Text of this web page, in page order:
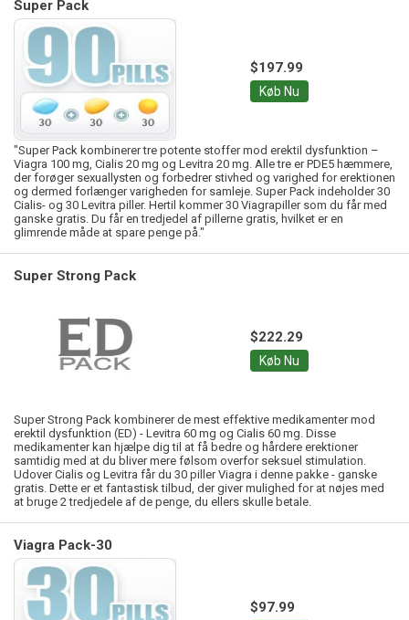
Super Pack
$197.99
Køb Nu
"Super Pack kombinerer tre potente stoffer mod erektil dysfunktion –
Viagra 100 mg, Cialis 20 mg og Levitra 20 mg. Alle tre er PDE5 hæmmere,
der forøger sexuallysten og forbedrer stivhed og varighed for erektionen
og dermed forlænger varigheden for samleje. Super Pack indeholder 30
Cialis- og 30 Levitra piller. Hertil kommer 30 Viagrapiller som du får med
ganske gratis. Du får en tredjedel af pillerne gratis, hvilket er en
glimrende måde at spare penge på."
Super Strong Pack
$222.29
Køb Nu
Super Strong Pack kombinerer de mest effektive medikamenter mod
erektil dysfunktion (ED) - Levitra 60 mg og Cialis 60 mg. Disse
medikamenter kan hjælpe dig til at få bedre og hårdere erektioner
samtidig med at du bliver mere følsom overfor seksuel stimulation.
Udover Cialis og Levitra får du 30 piller Viagra i denne pakke - ganske
gratis. Dette er et fantastisk tilbud, der giver mulighed for at nøjes med
at bruge 2 tredjedele af de penge, du ellers skulle betale.
Viagra Pack-30
$97.99